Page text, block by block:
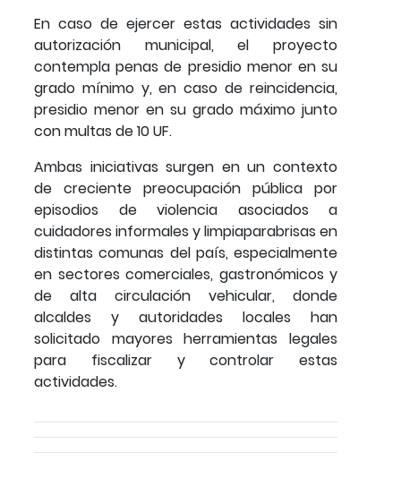
En caso de ejercer estas actividades sin
autorización municipal, el proyecto
contempla penas de presidio menor en su
grado mínimo y, en caso de reincidencia,
presidio menor en su grado máximo junto
con multas de 10 UF.
Ambas iniciativas surgen en un contexto
de creciente preocupación pública por
episodios de violencia asociados a
cuidadores informales y limpiaparabrisas en
distintas comunas del país, especialmente
en sectores comerciales, gastronómicos y
de alta circulación vehicular, donde
alcaldes y autoridades locales han
solicitado mayores herramientas legales
para fiscalizar y controlar estas
actividades.